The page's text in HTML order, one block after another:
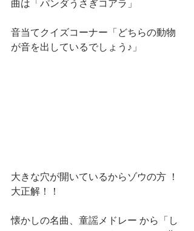
曲は「パンダうさぎコアラ」
音当てクイズコーナー「どちらの動物
が音を出しているでしょう♪」
大きな穴が開いているからゾウの方 ！
大正解！！
懐かしの名曲、童謡メドレー から「し